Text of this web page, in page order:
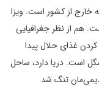
خارج از کشور است. ویزا
هم از نظر جغرافیایی
غذای حلال پیدا
است. دریا دارد، ساحل
تنگ شد